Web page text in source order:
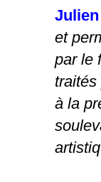
et
par le
traités
à la